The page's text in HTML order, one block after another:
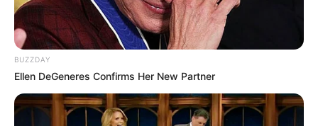
BUZZDAY
Ellen DeGeneres Confirms Her New Partner